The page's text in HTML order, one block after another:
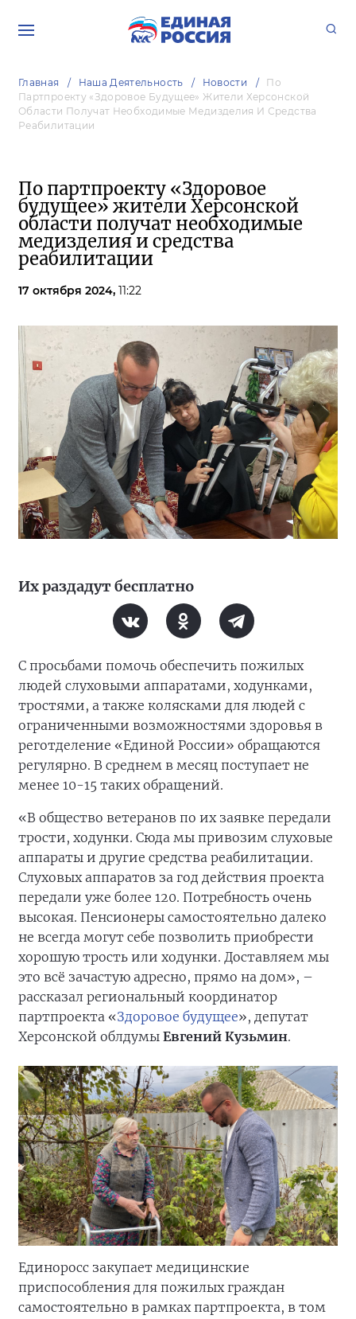
Главная Наша Деятельность Новости
По
Партпроекту «Здоровое Будущее» Жители Херсонской
Области Получат Необходимые Медизделия И Средства
Реабилитации
По партпроекту «Здоровое
будущее» жители Херсонской
области получат необходимые
медизделия и средства
реабилитации
17 октября 2024, 11:22
Их раздадут бесплатно
С просьбами помочь обеспечить пожилых
людей слуховыми аппаратами, ходунками,
тростями, а также колясками для людей с
ограниченными возможностями здоровья в
реготделение «Единой России» обращаются
регулярно. В среднем в месяц поступает не
менее 10-15 таких обращений.
«В общество ветеранов по их заявке передали
трости, ходунки. Сюда мы привозим слуховые
аппараты и другие средства реабилитации.
Слуховых аппаратов за год действия проекта
передали уже более 120. Потребность очень
высокая. Пенсионеры самостоятельно далеко
не всегда могут себе позволить приобрести
хорошую трость или ходунки. Доставляем мы
это всё зачастую адресно, прямо на дом», –
рассказал региональный координатор
партпроекта «Здоровое будущее», депутат
Херсонской облдумы Евгений Кузьмин.
Единоросс закупает медицинские
приспособления для пожилых граждан
самостоятельно в рамках партпроекта, в том